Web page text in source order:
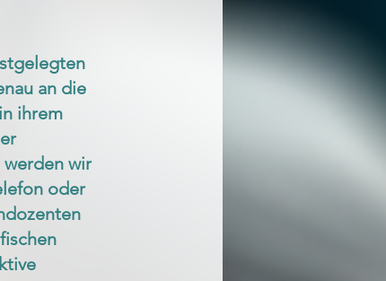
an die
ihrem
wir
oder